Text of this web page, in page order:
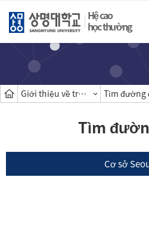
Hệ cao
học thường
Giới thiệu về trường cao học Tìm đường
Tìm
Cơ sở